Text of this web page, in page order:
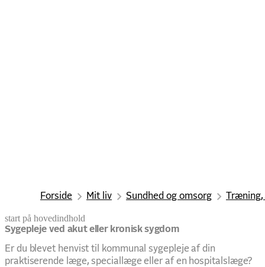
Forside Mit liv Sundhed og omsorg Træning,
start på hovedindhold
Sygepleje ved akut eller kronisk sygdom
Er du blevet henvist til kommunal sygepleje af din
praktiserende læge, speciallæge eller af en hospitalslæge?
senest opdateret 9. marts 2026